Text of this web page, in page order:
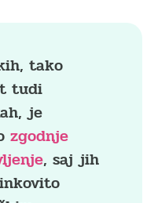
tako
tudi
je
zgodnje
, saj jih